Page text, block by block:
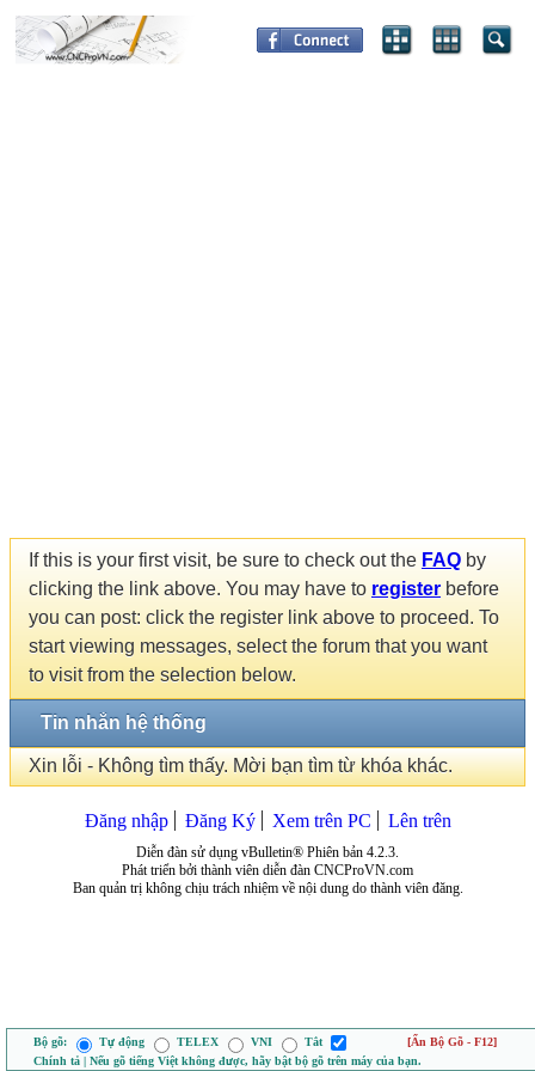
If this is your first visit, be sure to check out the FAQ by
clicking the link above. You may have to register before
you can post: click the register link above to proceed. To
start viewing messages, select the forum that you want
to visit from the selection below.
Tin nhắn hệ thống
Xin lỗi - Không tìm thấy. Mời bạn tìm từ khóa khác.
Đăng nhập Đăng Ký Xem trên PC Lên trên
Diễn đàn sử dụng vBulletin® Phiên bản 4.2.3.
Phát triển bởi thành viên diễn đàn CNCProVN.com
Ban quản trị không chịu trách nhiệm về nội dung do thành viên đăng.
Bộ gõ: Tự động TELEX VNI Tắt
[Ẩn Bộ Gõ - F12]
Chính tả | Nếu gõ tiếng Việt không được, hãy bật bộ gõ trên máy của bạn.